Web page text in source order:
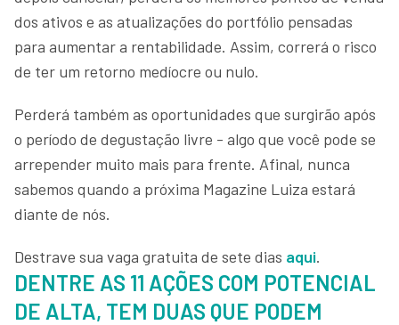
dos ativos e as atualizações do portfólio pensadas
para aumentar a rentabilidade. Assim, correrá o risco
de ter um retorno medíocre ou nulo.
Perderá também as oportunidades que surgirão após
o período de degustação livre - algo que você pode se
arrepender muito mais para frente. Afinal, nunca
sabemos quando a próxima Magazine Luiza estará
diante de nós.
Destrave sua vaga gratuita de sete dias aqui.
DENTRE AS 11 AÇÕES COM POTENCIAL
DE ALTA, TEM DUAS QUE PODEM